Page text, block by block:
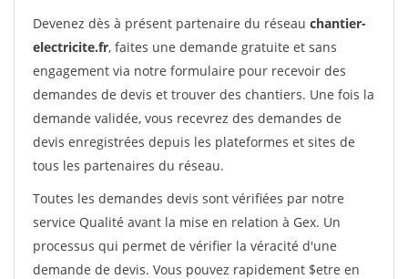
Devenez dès à présent partenaire du réseau chantier-
electricite.fr, faites une demande gratuite et sans
engagement via notre formulaire pour recevoir des
demandes de devis et trouver des chantiers. Une fois la
demande validée, vous recevrez des demandes de
devis enregistrées depuis les plateformes et sites de
tous les partenaires du réseau.
Toutes les demandes devis sont vérifiées par notre
service Qualité avant la mise en relation à Gex. Un
processus qui permet de vérifier la véracité d'une
demande de devis. Vous pouvez rapidement $etre en